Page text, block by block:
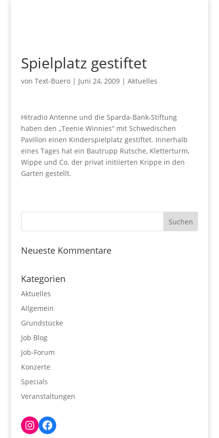
Spielplatz gestiftet
von Text-Buero| Juni 24, 2009| Aktuelles
Hitradio Antenne und die Sparda-Bank-Stiftung
haben den „Teenie Winnies“ mit Schwedischen
Pavillon einen Kinderspielplatz gestiftet. Innerhalb
eines Tages hat ein Bautrupp Rutsche, Kletterturm,
Wippe und Co. der privat initiierten Krippe in den
Garten gestellt.
Neueste Kommentare
Kategorien
Aktuelles
Allgemein
Grundstücke
Job Blog
Job-Forum
Konzerte
Specials
Veranstaltungen
Instagram
Facebook